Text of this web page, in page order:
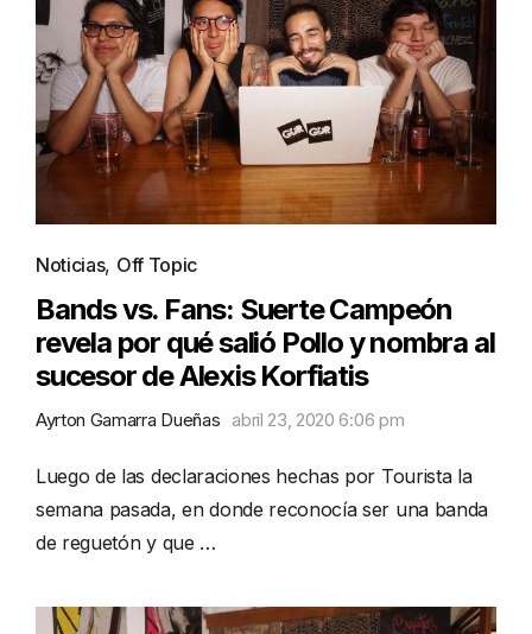
Noticias, Off Topic
Bands vs. Fans: Suerte Campeón
revela por qué salió Pollo y nombra al
sucesor de Alexis Korfiatis
Ayrton Gamarra Dueñas abril 23, 2020 6:06 pm
Luego de las declaraciones hechas por Tourista la
semana pasada, en donde reconocía ser una banda
de reguetón y que …